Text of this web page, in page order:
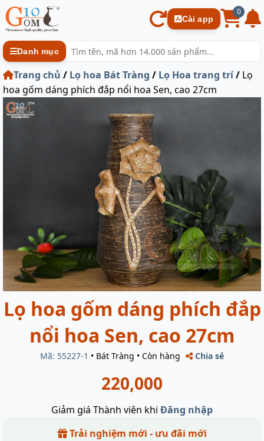
Cài app
0
Danh mục
Trang chủ / Lọ hoa Bát Tràng / Lọ Hoa trang trí/ Lọ
hoa gốm dáng phích đắp nổi hoa Sen, cao 27cm
Lọ hoa gốm dáng phích đắp
nổi hoa Sen, cao 27cm
Mã: 55227-1 • Bát Tràng • Còn hàng Chia sẻ
220,000
Giảm giá Thành viên khi Đăng nhập
Trải nghiệm mới - ưu đãi mới